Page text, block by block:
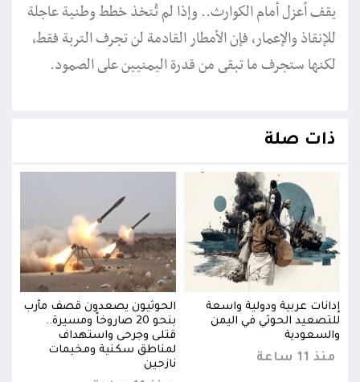
يقف أعزل أمام الكوارث.. وإذا لم تُتخذ خطط وطنية عاجلة
للإنقاذ والإعمار، فإن الأمطار القادمة لن تجرف التربة فقط،
لكنها ستجرف ما تبقى من قدرة اليمنيين على الصمود.
ذات صلة
إدانات عربية ودولية واسعة
للتصعيد الحوثي في اليمن
والسعودية
منذ 11 ساعة
الحوثيون يصعدون قصف مأرب
بنحو 20 صاروخاً ومسيرة..
قتلى وجرحى واستهداف
لمناطق سكنية ومخيمات
نازحين